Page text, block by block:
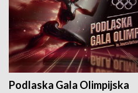
Podlaska Gala Olimpijska